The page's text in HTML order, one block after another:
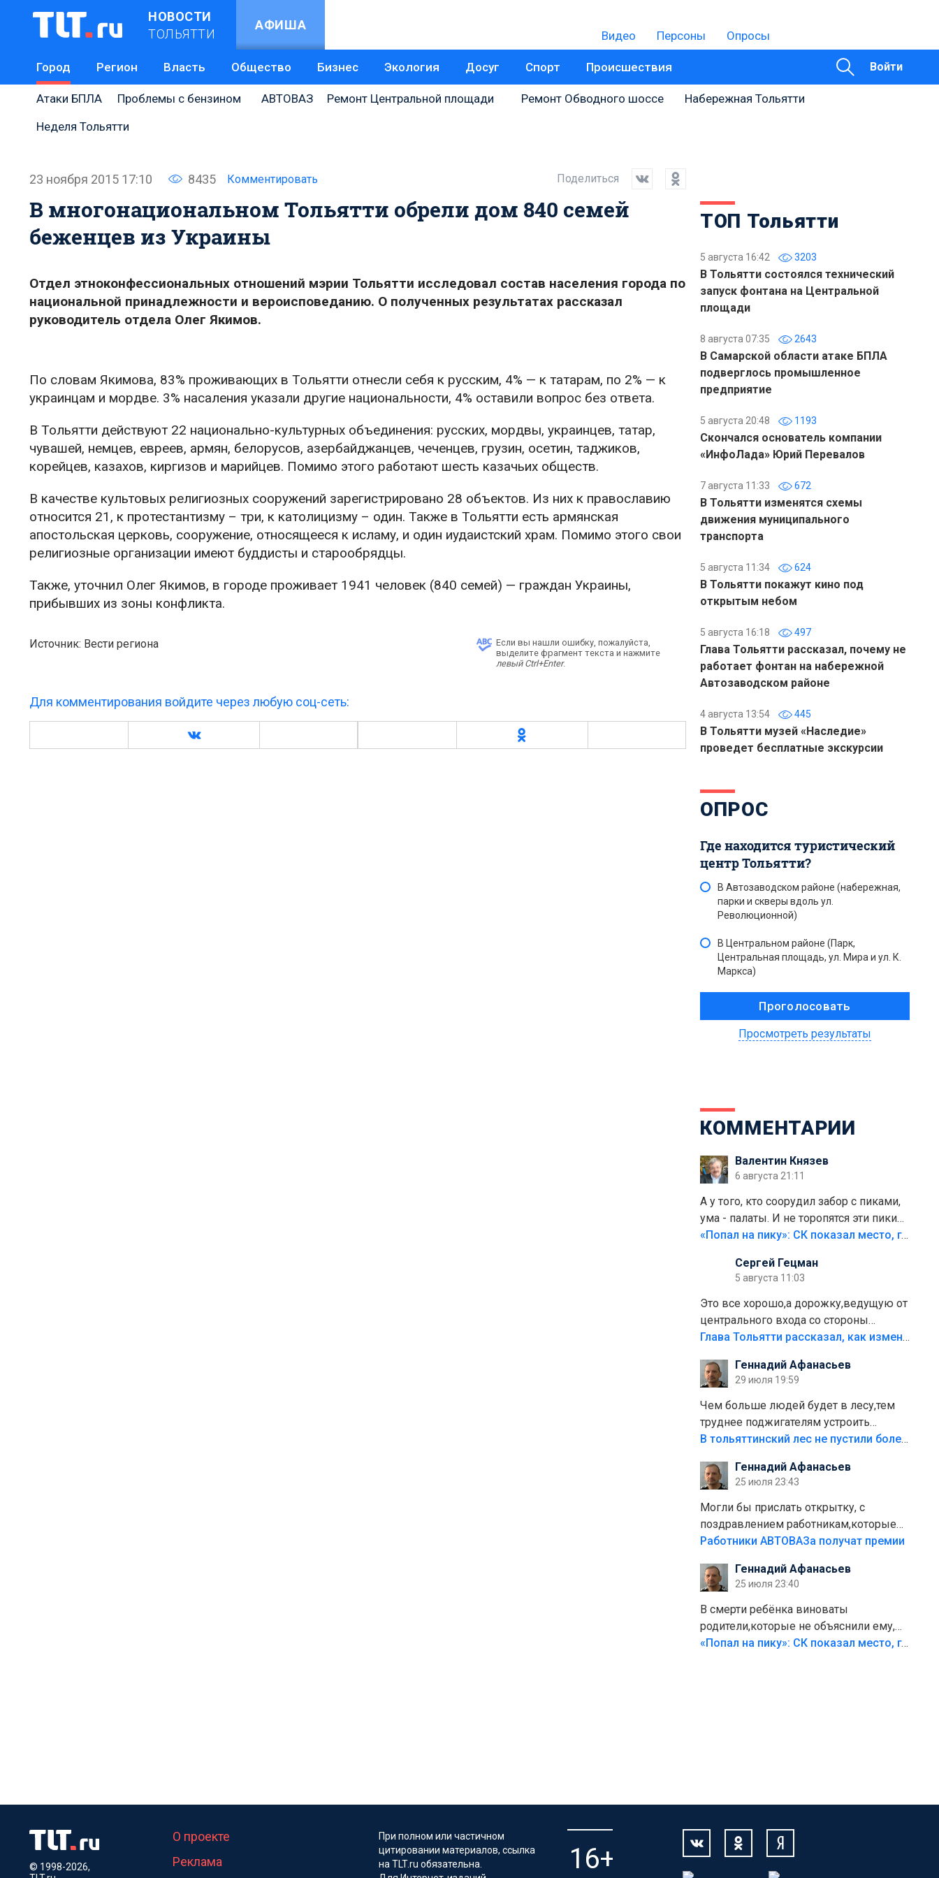
НОВОСТИ
ТОЛЬЯТТИ
АФИША
Видео Персоны Опросы
Город Регион Власть Общество Бизнес Экология Досуг Спорт Происшествия Войти
Атаки БПЛА Проблемы с бензином АВТОВАЗ Ремонт Центральной площади Ремонт Обводного шоссе
Набережная Тольятти
Неделя Тольятти
23 ноября 2015 17:10 8435 Комментировать Поделиться
В многонациональном Тольятти обрели дом 840 семей
беженцев из Украины
Отдел этноконфессиональных отношений мэрии Тольятти исследовал состав населения города по
национальной принадлежности и вероисповеданию. О полученных результатах рассказал
руководитель отдела Олег Якимов.
По словам Якимова, 83% проживающих в Тольятти отнесли себя к русским, 4% — к татарам, по 2% — к
украинцам и мордве. 3% насаления указали другие национальности, 4% оставили вопрос без ответа.
В Тольятти действуют 22 национально-культурных объединения: русских, мордвы, украинцев, татар,
чувашей, немцев, евреев, армян, белорусов, азербайджанцев, чеченцев, грузин, осетин, таджиков,
корейцев, казахов, киргизов и марийцев. Помимо этого работают шесть казачьих обществ.
В качестве культовых религиозных сооружений зарегистрировано 28 объектов. Из них к православию
относится 21, к протестантизму – три, к католицизму – один. Также в Тольятти есть армянская
апостольская церковь, сооружение, относящееся к исламу, и один иудаистский храм. Помимо этого свои
религиозные организации имеют буддисты и старообрядцы.
Также, уточнил Олег Якимов, в городе проживает 1941 человек (840 семей) — граждан Украины,
прибывших из зоны конфликта.
Источник: Вести региона
Если вы нашли ошибку, пожалуйста,
выделите фрагмент текста и нажмите
левый Ctrl+Enter.
Для комментирования войдите через любую соц-сеть:
ТОП Тольятти
5 августа 16:42 3203
В Тольятти состоялся технический
запуск фонтана на Центральной
площади
8 августа 07:35 2643
В Самарской области атаке БПЛА
подверглось промышленное
предприятие
5 августа 20:48 1193
Скончался основатель компании
«ИнфоЛада» Юрий Перевалов
7 августа 11:33 672
В Тольятти изменятся схемы
движения муниципального
транспорта
5 августа 11:34 624
В Тольятти покажут кино под
открытым небом
5 августа 16:18 497
Глава Тольятти рассказал, почему не
работает фонтан на набережной
Автозаводском районе
4 августа 13:54 445
В Тольятти музей «Наследие»
проведет бесплатные экскурсии
ОПРОС
Где находится туристический
центр Тольятти?
В Автозаводском районе (набережная,
парки и скверы вдоль ул.
Революционной)
В Центральном районе (Парк,
Центральная площадь, ул. Мира и ул. К.
Маркса)
Просмотреть результаты
КОММЕНТАРИИ
Валентин Князев
6 августа 21:11
А у того, кто соорудил забор с пиками,
ума - палаты. И не торопятся эти пики
срезать
«Попал на пику»: СК показал место, где был смертельно травмирован ребенок в Тольятти
Сергей Гецман
5 августа 11:03
Это все хорошо,а дорожку,ведущую от
центрального входа со стороны
кафе"Мираж" к аттракционам слабо
плитки не хватило,т.к.осенью и зимой
лежала в парке и испортилась.Да
еще,видимо,часть украли.
Глава Тольятти рассказал, как изменится парк Центрального района
Геннадий Афанасьев
29 июля 19:59
Чем больше людей будет в лесу,тем
труднее поджигателям устроить
пожар.Тех кто разводит костры,тех
полно стоит,почему водители всё
равно едут в лес? Штрафы мизерные.
В тольяттинский лес не пустили более тысячи автомобилей
Геннадий Афанасьев
25 июля 23:43
Могли бы прислать открытку, с
поздравлением работникам,которые
больше сорока лет отработали на
Работники АВТОВАЗа получат премии
Геннадий Афанасьев
25 июля 23:40
В смерти ребёнка виноваты
родители,которые не объяснили ему,
что такое хорошо и что такое плохо!
«Попал на пику»: СК показал место, где был смертельно травмирован ребенок в Тольятти
© 1998-2026,
О проекте
Реклама
При полном или частичном
цитировании материалов, ссылка
на TLT.ru обязательна.